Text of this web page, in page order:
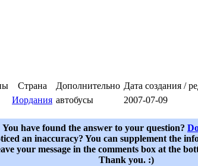
Страна Дополнительно Дата создания /
Иордания автобусы 2007-07-09
You have found the answer to your question?
an inaccuracy? You can supplement the
your message in the comments box at the
Thank you. :)